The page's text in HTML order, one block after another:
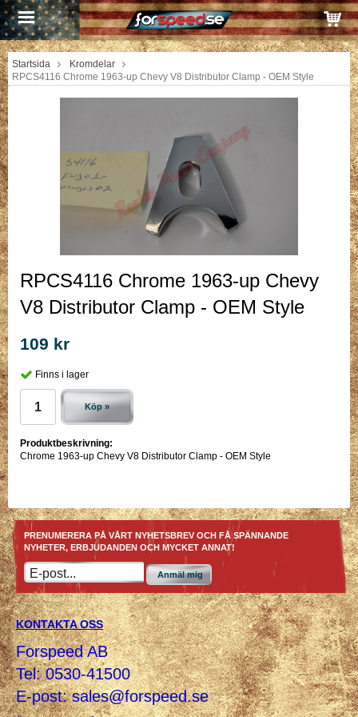
Startsida
Kromdelar
RPCS4116 Chrome 1963-up Chevy V8 Distributor Clamp - OEM Style
RPCS4116 Chrome 1963-up Chevy
V8 Distributor Clamp - OEM Style
109 kr
Finns i lager
Köp »
Produktbeskrivning:
Chrome 1963-up Chevy V8 Distributor Clamp - OEM Style
PRENUMERERA PÅ VÅRT NYHETSBREV OCH FÅ SPÄNNANDE
NYHETER, ERBJUDANDEN OCH MYCKET ANNAT!
Anmäl mig
KONTAKTA OSS
Forspeed AB
Tel: 0530-41500
E-post:sales@forspeed.se